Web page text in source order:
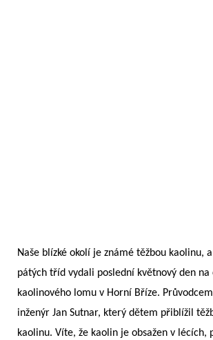
Naše blízké okolí je známé těžbou kaolinu,
pátých tříd vydali poslední květnový den na
kaolinového lomu v Horní Bříze.
inženýr Jan Sutnar, který dětem přiblížil
kaolinu. Víte, že kaolin je obsažen v lécích,